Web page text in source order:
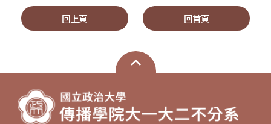
回上頁 回首頁